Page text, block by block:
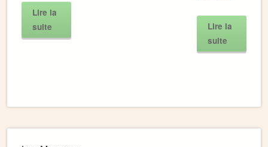
Lire la
suite
Lire la
suite